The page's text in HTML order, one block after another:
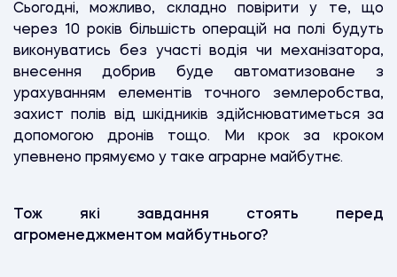
Сьогодні, можливо, складно повірити у те, що
через 10 років більшість операцій на полі будуть
виконуватись без участі водія чи механізатора,
внесення добрив буде автоматизоване з
урахуванням елементів точного землеробства,
захист полів від шкідників здійснюватиметься за
допомогою дронів тощо. Ми крок за кроком
упевнено прямуємо у таке аграрне майбутнє.
Тож які завдання стоять перед
агроменеджментом майбутнього?